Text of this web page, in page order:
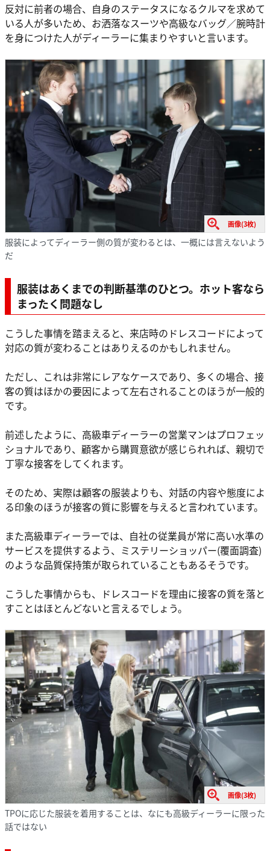
反対に前者の場合、自身のステータスになるクルマを求めて
いる人が多いため、お洒落なスーツや高級なバッグ／腕時計
を身につけた人がディーラーに集まりやすいと言います。
画像(3枚)
服装によってディーラー側の質が変わるとは、一概には言えないよう
だ
服装はあくまでの判断基準のひとつ。ホット客なら
まったく問題なし
こうした事情を踏まえると、来店時のドレスコードによって
対応の質が変わることはありえるのかもしれません。
ただし、これは非常にレアなケースであり、多くの場合、接
客の質はほかの要因によって左右されることのほうが一般的
です。
前述したように、高級車ディーラーの営業マンはプロフェッ
ショナルであり、顧客から購買意欲が感じられれば、親切で
丁寧な接客をしてくれます。
そのため、実際は顧客の服装よりも、対話の内容や態度によ
る印象のほうが接客の質に影響を与えると言われています。
また高級車ディーラーでは、自社の従業員が常に高い水準の
サービスを提供するよう、ミステリーショッパー(覆面調査)
のような品質保持策が取られていることもあるそうです。
こうした事情からも、ドレスコードを理由に接客の質を落と
すことはほとんどないと言えるでしょう。
画像(3枚)
TPOに応じた服装を着用することは、なにも高級ディーラーに限った
話ではない